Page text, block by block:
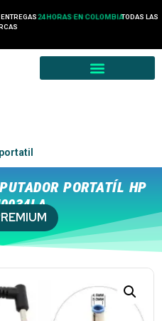
24 HORAS EN COLOMBIATODAS LAS
PORTATÍL HP